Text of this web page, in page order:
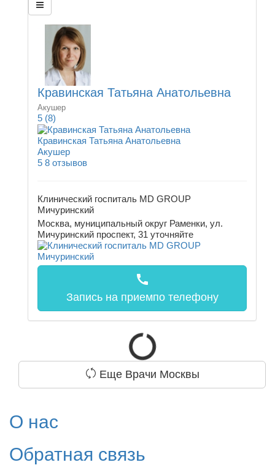
Кравинская Татьяна Анатольевна
Акушер
5 (8)
Кравинская Татьяна Анатольевна
Акушер
5 8 отзывов
Клинический госпиталь MD GROUP
Мичуринский
Москва, муниципальный округ Раменки, ул.
Мичуринский проспект, 31 уточняйте
call
Запись на приемпо телефону
Еще Врачи Москвы
О нас
Обратная связь